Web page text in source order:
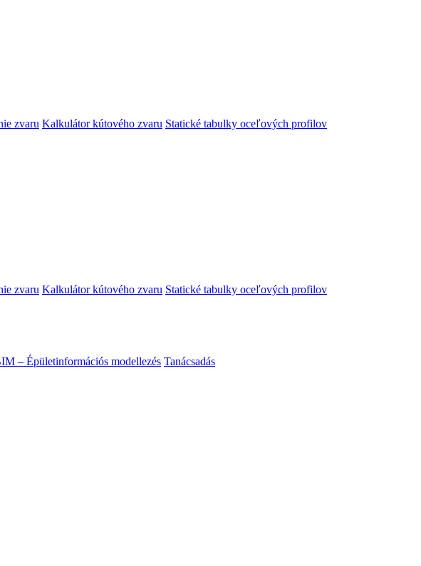
zvaru Kalkulátor kútového zvaru Statické tabulky oceľových profilov
zvaru Kalkulátor kútového zvaru Statické tabulky oceľových profilov
– Épületinformációs modellezés Tanácsadás